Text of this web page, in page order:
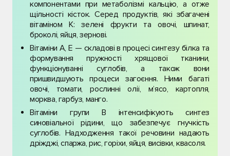
компонентами при метаболізмі кальцію, а отже
щільності кісток. Серед продуктів, які збагачені
вітаміном К: зелені фрукти та овочі, шпинат,
броколі, яйця, зернові.
Вітаміни А, Е — складові в процесі синтезу білка та
формування пружності хрящової тканини,
функціонуванні суглобів, а також вони
пришвидшують процеси загоєння. Ними багаті
овочі, томати, рослинні олії, м’ясо, картопля,
морква, гарбуз, манго.
Вітаміни групи В інтенсифікують синтез
синовіальної рідини, що забезпечує гнучкість
суглобів. Надходження такої речовини надають
дріжджі, спаржа, рис, горіхи, яйця, висівки, квасоля.